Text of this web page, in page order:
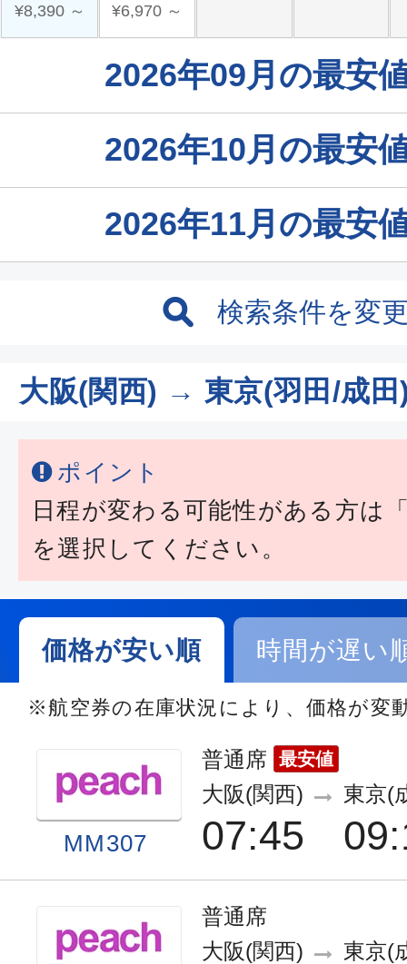
¥8,390 ～ ¥6,970 ～
2026年09月の最安
2026年10月の最安
2026年11月の最安
検索条件を変
大阪(関西) → 東京(羽田/成
ポイント
日程が変わる可能性がある方は
を選択してください。
価格が安い順 時間が遅い
※航空券の在庫状況により、価格が変
MM307
普通席 最安値
大阪(関西)
07:45
東京(
普通席
大阪(関西)
東京(